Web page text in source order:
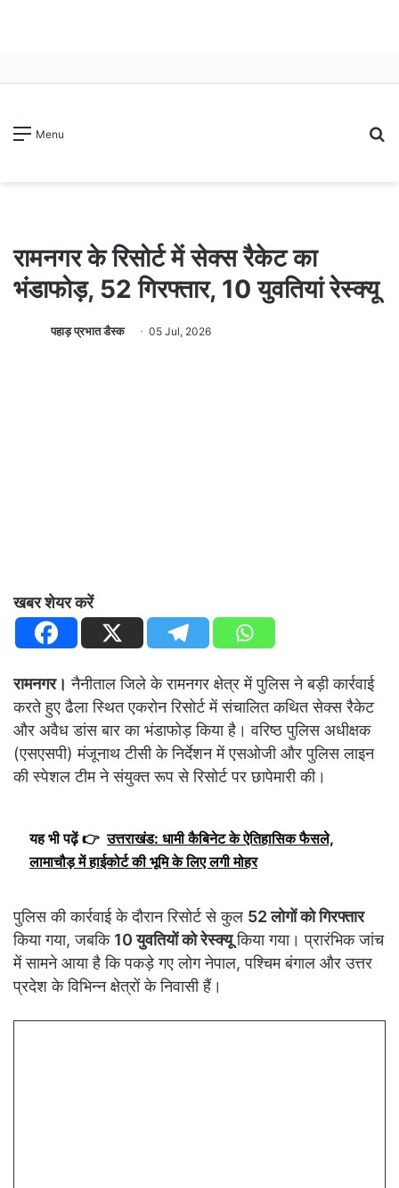
Menu
रामनगर के रिसोर्ट में सेक्स रैकेट का
भंडाफोड़, 52 गिरफ्तार, 10 युवतियां रेस्क्यू
पहाड़ प्रभात डैस्क 05 Jul, 2026
खबर शेयर करें
रामनगर। नैनीताल जिले के रामनगर क्षेत्र में पुलिस ने बड़ी कार्रवाई
करते हुए ढैला स्थित एकरोन रिसोर्ट में संचालित कथित सेक्स रैकेट
और अवैध डांस बार का भंडाफोड़ किया है। वरिष्ठ पुलिस अधीक्षक
(एसएसपी) मंजूनाथ टीसी के निर्देशन में एसओजी और पुलिस लाइन
की स्पेशल टीम ने संयुक्त रूप से रिसोर्ट पर छापेमारी की।
यह भी पढ़ें 👉 उत्तराखंड: धामी कैबिनेट के ऐतिहासिक फैसले,
लामाचौड़ में हाईकोर्ट की भूमि के लिए लगी मोहर
पुलिस की कार्रवाई के दौरान रिसोर्ट से कुल 52 लोगों को गिरफ्तार
किया गया, जबकि 10 युवतियों को रेस्क्यूकिया गया। प्रारंभिक जांच
में सामने आया है कि पकड़े गए लोग नेपाल, पश्चिम बंगाल और उत्तर
प्रदेश के विभिन्न क्षेत्रों के निवासी हैं।